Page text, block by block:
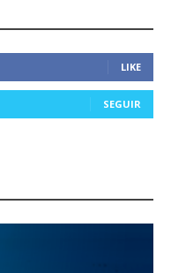
LIKE
SEGUIR